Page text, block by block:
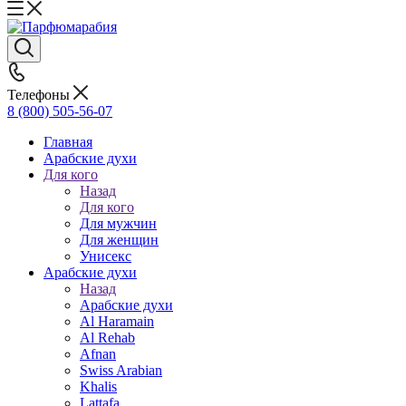
Телефоны
8 (800) 505-56-07
Главная
Арабские духи
Для кого
Назад
Для кого
Для мужчин
Для женщин
Унисекс
Арабские духи
Назад
Арабские духи
Al Haramain
Al Rehab
Afnan
Swiss Arabian
Khalis
Lattafa